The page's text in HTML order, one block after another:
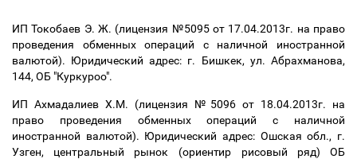
ИП Токобаев Э. Ж. (лицензия №5095 от 17.04.2013г. на право
проведения обменных операций с наличной иностранной
валютой). Юридический адрес: г. Бишкек, ул. Абрахманова,
144, ОБ "Куркуроо".
ИП Ахмадалиев Х.М. (лицензия №5096 от 18.04.2013г. на
право проведения обменных операций с наличной
иностранной валютой). Юридический адрес: Ошская обл., г.
Узген, центральный рынок (ориентир рисовый ряд) ОБ